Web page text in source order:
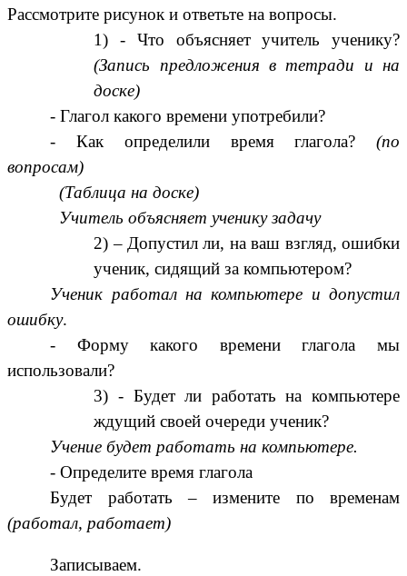
Рассмотрите рисунок и ответьте на вопросы.
- Что объясняет учитель ученику?
(Запись предложения в тетради и на
доске)
- Глагол какого времени употребили?
- Как определили время глагола? (по
вопросам)
(Таблица на доске)
Учитель объясняет ученику задачу
– Допустил ли, на ваш взгляд, ошибки
ученик, сидящий за компьютером?
Ученик работал на компьютере и допустил
ошибку.
- Форму какого времени глагола мы
использовали?
- Будет ли работать на компьютере
ждущий своей очереди ученик?
Учение будет работать на компьютере.
- Определите время глагола
Будет работать – измените по временам
(работал, работает)
Записываем.